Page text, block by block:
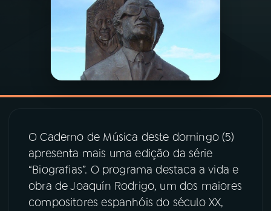
PROGRAMAÇÃO
PROGRAMAS
VIDEOCASTS
07ÚLTIMAS
O Caderno de Música deste domingo (5)
apresenta mais uma edição da série
“Biografias”. O programa destaca a vida e
obra de Joaquín Rodrigo, um dos maiores
compositores espanhóis do século XX,